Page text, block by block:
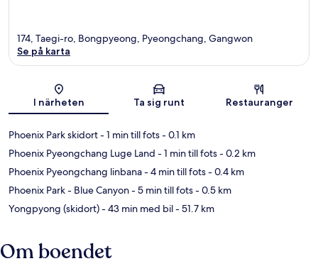
Karta
174, Taegi-ro, Bongpyeong, Pyeongchang, Gangwon
Se på karta
I närheten Ta sig runt Restauranger
Phoenix Park skidort- 1 min till fots- 0.1 km
Phoenix Pyeongchang Luge Land - 1 min till fots- 0.2 km
Phoenix Pyeongchang linbana- 4 min till fots- 0.4 km
Phoenix Park - Blue Canyon- 5 min till fots- 0.5 km
Yongpyong (skidort)- 43 min med bil- 51.7 km
Om boendet